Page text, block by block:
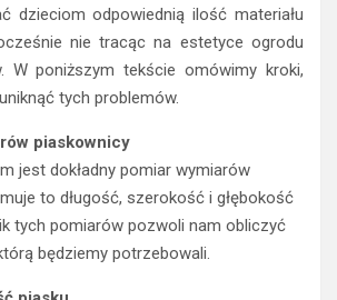
dzieciom odpowiednią ilość materiału
nie tracąc na estetyce ogrodu
W poniższym tekście omówimy kroki,
tych problemów.
piaskownicy
jest dokładny pomiar wymiarów
to długość, szerokość i głębokość
tych pomiarów pozwoli nam obliczyć
będziemy potrzebowali.